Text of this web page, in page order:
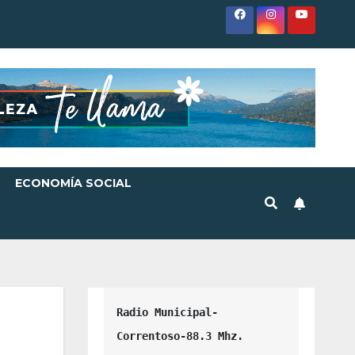
ECONOMÍA SOCIAL
Radio Municipal-
Correntoso-88.3 Mhz.